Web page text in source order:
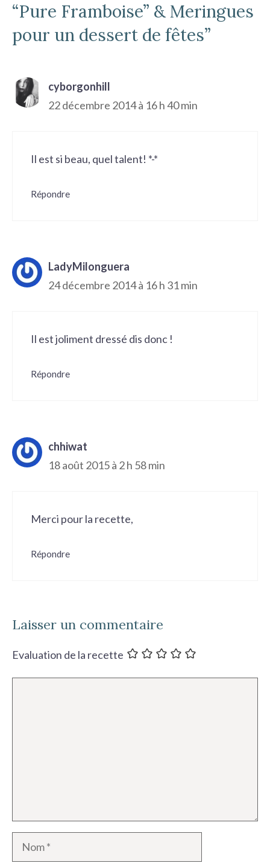
“Pure Framboise” & Meringues
pour un dessert de fêtes”
cyborgonhill
22 décembre 2014 à 16 h 40 min
Il est si beau, quel talent! *-*
Répondre
LadyMilonguera
24 décembre 2014 à 16 h 31 min
Il est joliment dressé dis donc !
Répondre
chhiwat
18 août 2015 à 2 h 58 min
Merci pour la recette,
Répondre
Laisser un commentaire
Evaluation de la recette
Nom